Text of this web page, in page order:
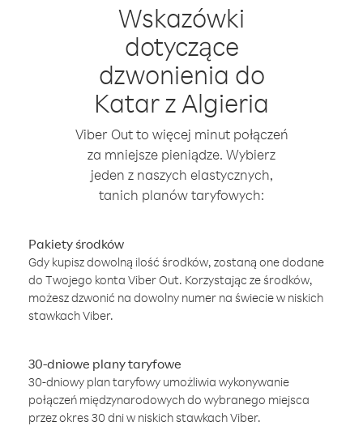
Wskazówki
dotyczące
dzwonienia do
Katar z Algieria
Viber Out to więcej minut połączeń
za mniejsze pieniądze. Wybierz
jeden z naszych elastycznych,
tanich planów taryfowych:
Pakiety środków
Gdy kupisz dowolną ilość środków, zostaną one dodane
do Twojego konta Viber Out. Korzystając ze środków,
możesz dzwonić na dowolny numer na świecie w niskich
stawkach Viber.
30-dniowe plany taryfowe
30-dniowy plan taryfowy umożliwia wykonywanie
połączeń międzynarodowych do wybranego miejsca
przez okres 30 dni w niskich stawkach Viber.